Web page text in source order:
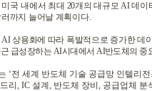
미국 내에서 최대 20개의 대규모AI데이
러까지 늘어날 계획이다.
AI상용화에 따라 폭발적으로 증가한 데
급성장하는 AI시대에서AI반도체의 중
‘전 세계 반도체 기술 공급망 인텔리전
리 , IC 설계 , 반도체 장비 , 공급업체 분